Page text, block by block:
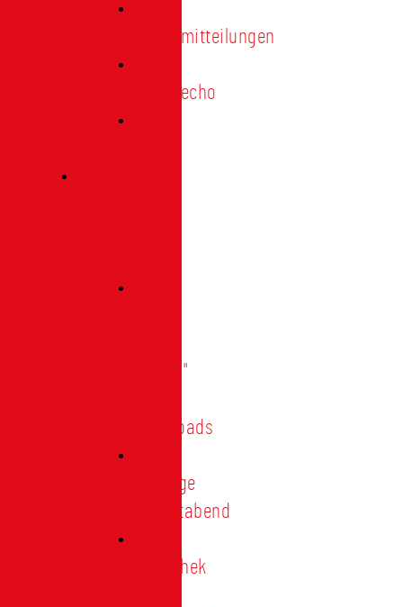
Pressemitteilungen
Presseecho
"digital"
Downloads
Vorträge
Heimatabend
Bibliothek